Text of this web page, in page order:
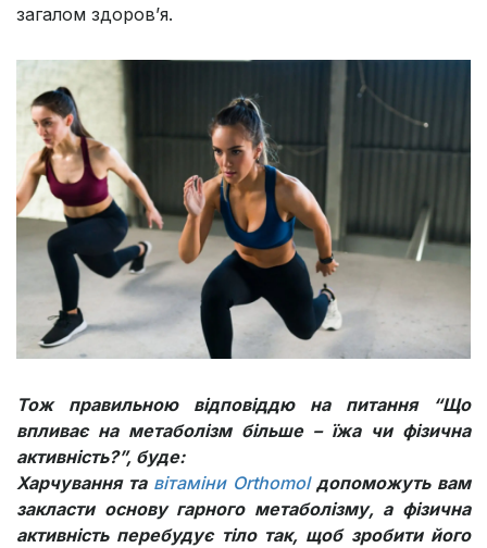
загалом здоров’я.
Тож правильною відповіддю на питання “Що
впливає на метаболізм більше – їжа чи фізична
активність?”, буде:
Харчування та вітаміни Orthomolдопоможуть вам
закласти основу гарного метаболізму, а фізична
активність перебудує тіло так, щоб зробити його